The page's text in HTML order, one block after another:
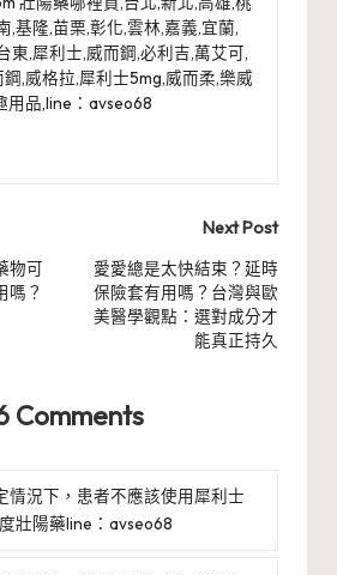
,基隆,苗栗,彰化,雲林,嘉義,宜蘭,
東,犀利士,威而鋼,必利吉,萬艾可,
,威格拉,犀利士5mg,威而柔,樂威
用品,line：avseo68
物可
嗎？
Next Post
愛愛總是太快結束？延時
保險套有用嗎？台灣與歐
美醫學觀點：選對成分才
能真正持久
Comments
情況下，患者不應該使用犀利士
壯陽藥line：avseo68